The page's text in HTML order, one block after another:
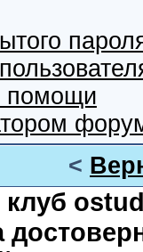
помощи
<